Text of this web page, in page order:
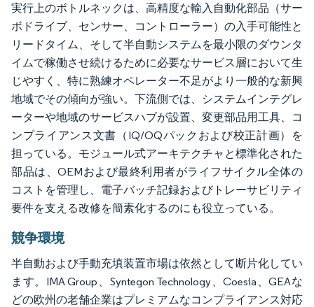
実行上のボトルネックは、高精度な輸入自動化部品（サー
ボドライブ、センサー、コントローラー）の入手可能性と
リードタイム、そして半自動システムを最小限のダウンタ
イムで稼働させ続けるために必要なサービス層において生
じやすく、特に熟練オペレーター不足がより一般的な新興
地域でその傾向が強い。下流側では、システムインテグレ
ーターや地域のサービスハブが設置、変更部品用工具、コ
ンプライアンス文書（IQ/OQパックおよび校正計画）を
担っている。モジュール式アーキテクチャと標準化された
部品は、OEMおよび最終利用者がライフサイクル全体の
コストを管理し、電子バッチ記録およびトレーサビリティ
要件を支える改修を簡素化するのにも役立っている。
競争環境
半自動および手動充填装置市場は依然として断片化してい
ます。IMA Group、Syntegon Technology、Coesia、GEAな
どの欧州の老舗企業はプレミアムなコンプライアンス対応